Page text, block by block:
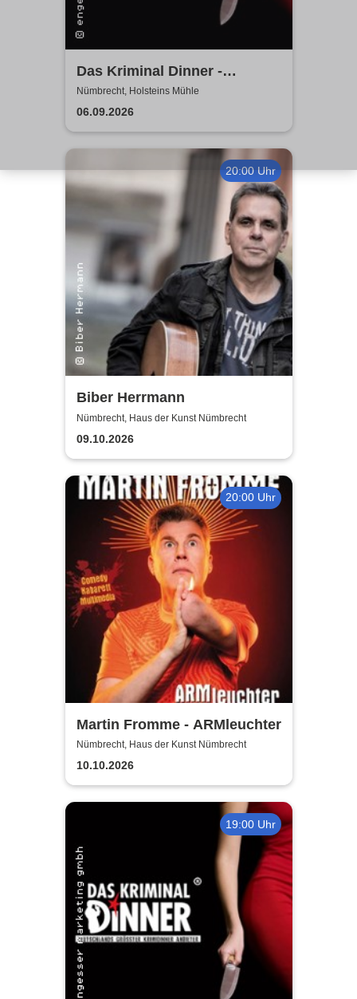
Das Kriminal Dinner -
Hauptkommissar Schröder
ermittelt
Nümbrecht, Holsteins Mühle
06.09.2026
20:00 Uhr
Biber Herrmann
Nümbrecht, Haus der Kunst Nümbrecht
09.10.2026
20:00 Uhr
Martin Fromme - ARMleuchter
Nümbrecht, Haus der Kunst Nümbrecht
10.10.2026
19:00 Uhr